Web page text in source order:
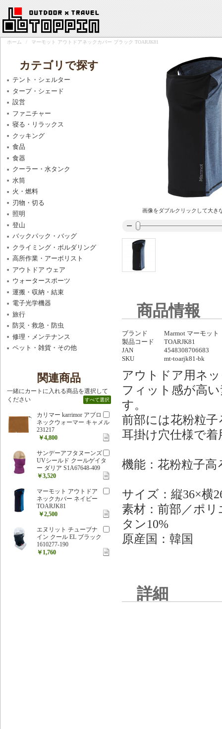
ホーム / マーモット アウトドアネックカバー ブラック TOARJK81
画像をダブルクリックして大き
商品情報
ブランド
Marmot マーモット
製品コード
TOARJK81
JAN
4548308706683
SKU
mt-toarjk81-bk
アウトドア用ネ
フィット感が高
す。
前部には花粉粒
耳掛け穴仕様で
機能：花粉粒子高
サイズ：縦36×横
素材：前部／ポ
タン10%
原産国：韓国
詳細
カテゴリで探す
テント・シェルター
タープ・シェード
設営
ファニチャー
寝る・リラックス
クッキング
食品
食器
クーラー・水タンク
水筒
火・燃料
刃物・切る
照明
登山
バックパック・バッグ
クライミング・ボルダリング
高所作業・アーボリスト
アウトドア ウェア
ウォータースポーツ
運搬・収納・結束
電子光学機器
旅行
防災・救急・防虫
修理・メンテナンス
ペット・雑貨・その他
関連商品
一緒にカートに入れる商品を選択して
ください
すべて選択
カリマー karrimor アブロ
ネックウォーマー キャメル
231217
￥4,800
サンデーアフタヌーンズ
UVシールド クールゲイタ
ー ダリア S1A67648-409
￥3,520
マーモット アウトドア
ネックカバー ネイビー
TOARJK81
￥2,500
エヌリット チューブナ
イン クール EL ブラック
1610277-190
￥1,760